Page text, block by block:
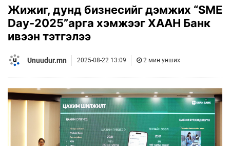
Жижиг, дунд бизнесийг дэмжих “SME
Day-2025”арга хэмжээг ХААН Банк
ивээн тэтгэлээ
Unuudur.mn 2025-08-22 13:09 2 мин унших